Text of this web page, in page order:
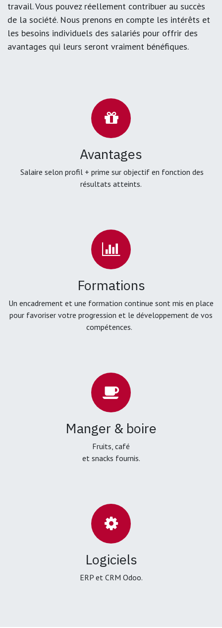
travail. Vous pouvez réellement contribuer au succès
de la société. Nous prenons en compte les intérêts et
les besoins individuels des salariés pour offrir des
avantages qui leurs seront vraiment bénéfiques.
Avantages
Salaire selon profil + prime sur objectif en fonction des
résultats atteints.
Formations
Un encadrement et une formation continue sont mis en place
pour favoriser votre progression et le développement de vos
compétences.
Manger & boire
Fruits, café
et snacks fournis.
Logiciels
ERP et CRM Odoo.